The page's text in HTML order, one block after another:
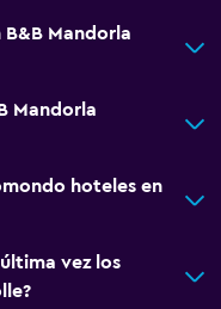
Mandorla
Mandorla
hoteles en
vez los